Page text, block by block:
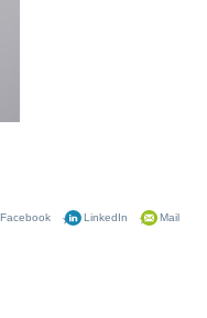
Facebook LinkedIn Mail